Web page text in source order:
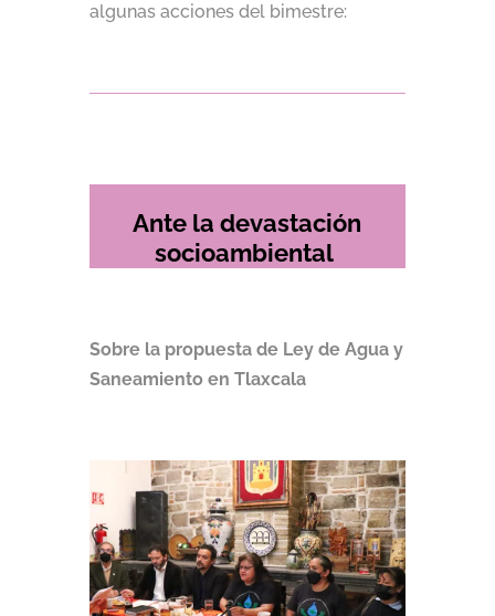
algunas acciones del bimestre:
Ante la devastación
socioambiental
Sobre la propuesta de Ley de Agua y
Saneamiento en Tlaxcala